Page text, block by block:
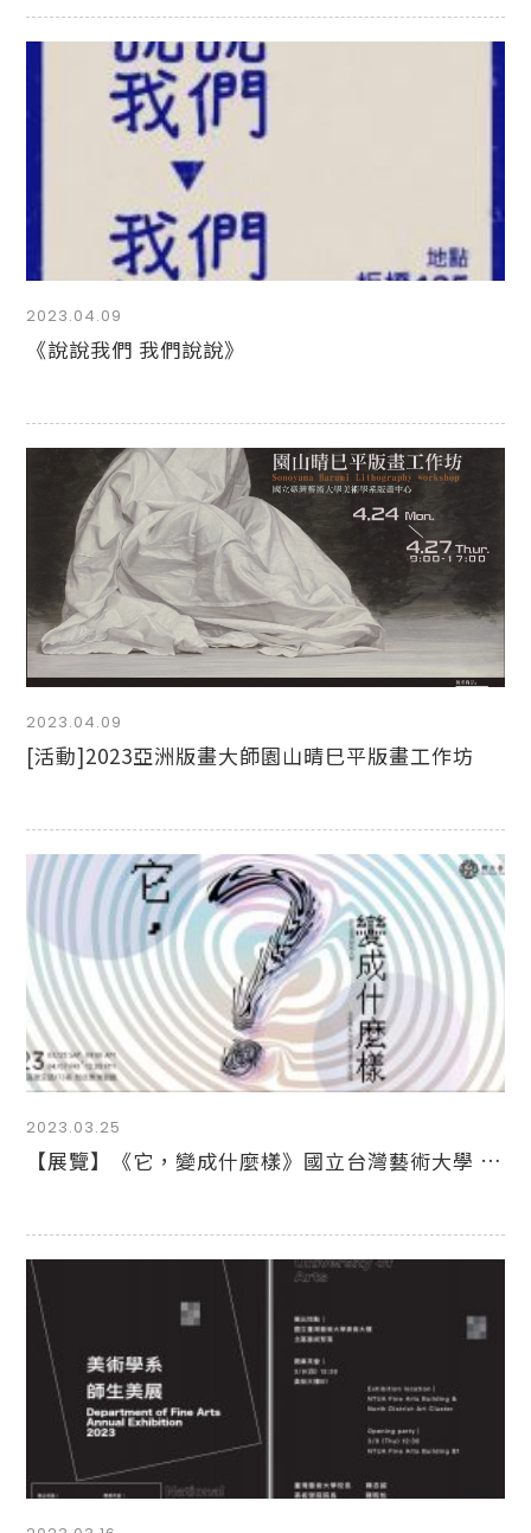
2023.04.09
《說說我們 我們說說》
2023.04.09
[活動]2023亞洲版畫大師園山晴巳平版畫工作坊
2023.03.25
【展覽】《它，變成什麼樣》國立台灣藝術大學 美術學系進修學士班班展